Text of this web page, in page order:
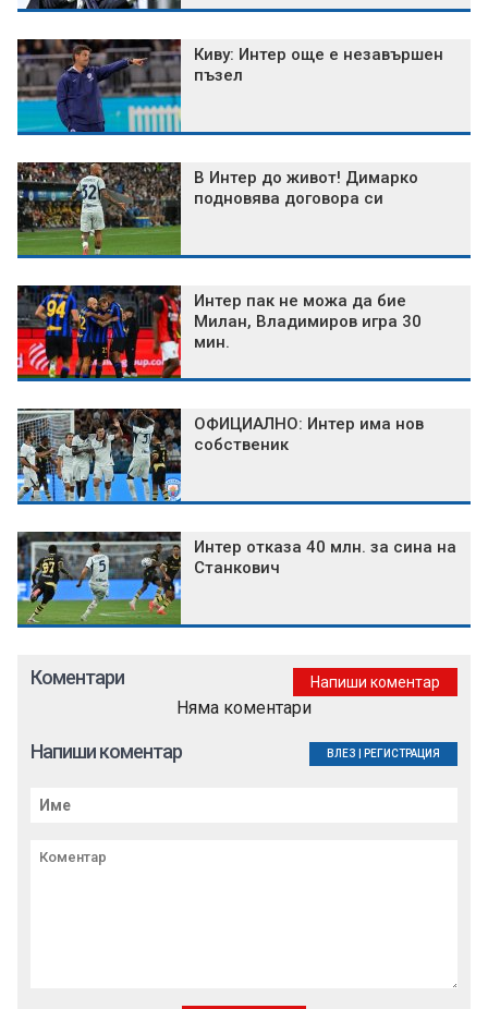
Киву: Интер още е незавършен
пъзел
В Интер до живот! Димарко
подновява договора си
Интер пак не можа да бие
Милан, Владимиров игра 30
мин.
ОФИЦИАЛНО: Интер има нов
собственик
Интер отказа 40 млн. за сина на
Станкович
Коментари Напиши коментар
Няма коментари
Напиши коментар ВЛЕЗ РЕГИСТРАЦИЯ